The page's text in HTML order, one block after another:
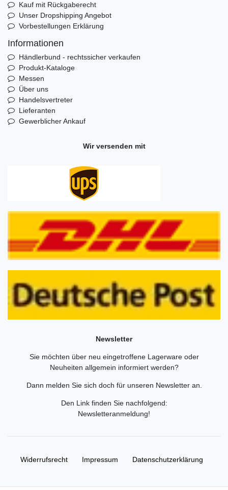
Kauf mit Rückgaberecht
Unser Dropshipping Angebot
Vorbestellungen Erklärung
Informationen
Händlerbund - rechtssicher verkaufen
Produkt-Kataloge
Messen
Über uns
Handelsvertreter
Lieferanten
Gewerblicher Ankauf
Wir versenden mit
Newsletter
Sie möchten über neu eingetroffene Lagerware oder
Neuheiten allgemein informiert werden?
Dann melden Sie sich doch für unseren Newsletter an.
Den Link finden Sie nachfolgend:
Newsletteranmeldung!
Widerrufs­recht Impressum Daten­schutz­erklärung